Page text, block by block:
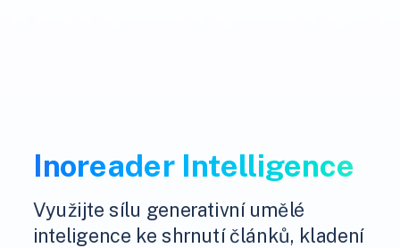
Inoreader Intelligence
Využijte sílu generativní umělé
inteligence ke shrnutí článků, kladení